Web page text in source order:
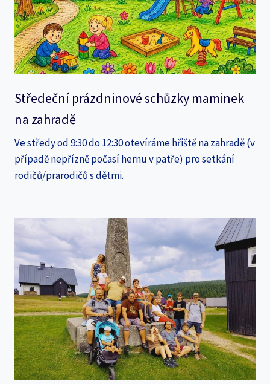
Středeční prázdninové schůzky maminek
na zahradě
Ve středy od 9:30 do 12:30 otevíráme hřiště na zahradě (v
případě nepřízně počasí hernu v patře) pro setkání
rodičů/prarodičů s dětmi.